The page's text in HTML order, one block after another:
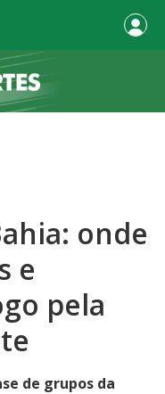
onde
e
pela
de grupos da